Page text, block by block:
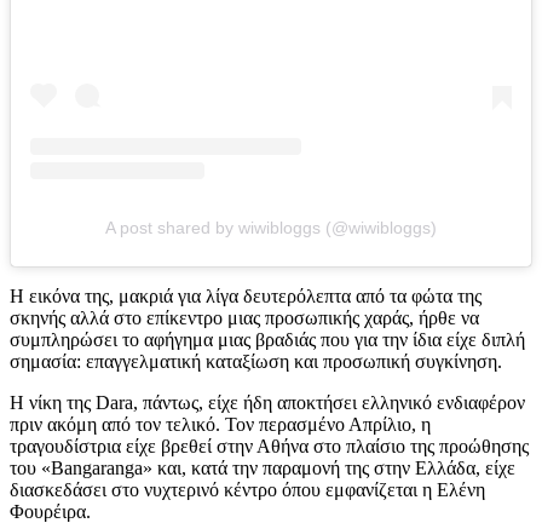
A post shared by wiwibloggs (@wiwibloggs)
Η εικόνα της, μακριά για λίγα δευτερόλεπτα από τα φώτα της
σκηνής αλλά στο επίκεντρο μιας προσωπικής χαράς, ήρθε να
συμπληρώσει το αφήγημα μιας βραδιάς που για την ίδια είχε διπλή
σημασία: επαγγελματική καταξίωση και προσωπική συγκίνηση.
Η νίκη της Dara, πάντως, είχε ήδη αποκτήσει ελληνικό ενδιαφέρον
πριν ακόμη από τον τελικό. Τον περασμένο Απρίλιο, η
τραγουδίστρια είχε βρεθεί στην Αθήνα στο πλαίσιο της προώθησης
του «Bangaranga» και, κατά την παραμονή της στην Ελλάδα, είχε
διασκεδάσει στο νυχτερινό κέντρο όπου εμφανίζεται η Ελένη
Φουρέιρα.